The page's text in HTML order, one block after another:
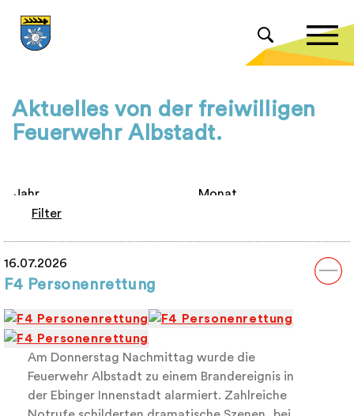
Aktuelles von der freiwilligen
Feuerwehr Albstadt.
Filter
16.07.2026
F4 Personenrettung
Am Donnerstag Nachmittag wurde die
Feuerwehr Albstadt zu einem Brandereignis in
der Ebinger Innenstadt alarmiert. Zahlreiche